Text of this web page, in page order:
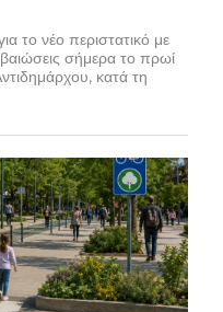
το νέο περιστατικό με
σήμερα το πρωί
κατά τη